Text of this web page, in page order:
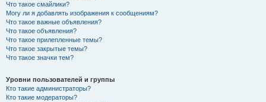
Что такое смайлики?
Могу ли я добавлять изображения к сообщениям?
Что такое важные объявления?
Что такое объявления?
Что такое прилепленные темы?
Что такое закрытые темы?
Что такое значки тем?
Уровни пользователей и группы
Кто такие администраторы?
Кто такие модераторы?